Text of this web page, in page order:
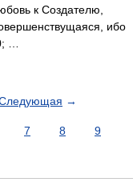
к Создателю,
ибо
…
→
7 8
9